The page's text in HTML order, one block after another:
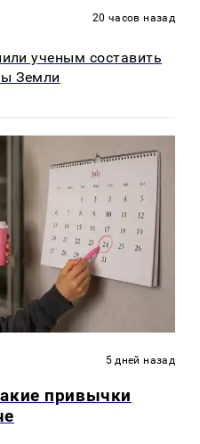
20 часов назад
ученым составить
Земли
5 дней назад
привычки